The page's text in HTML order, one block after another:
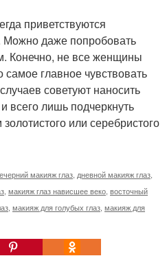
приветствуются
Можно даже попробовать
Конечно, не все женщины
самое главное чувствовать
советуют наносить
всего лишь подчеркнуть
или серебристого
макияж глаз, дневной макияж глаз,
, макияж глаз нависшее веко, восточный
, макияж для голубых глаз, макияж для